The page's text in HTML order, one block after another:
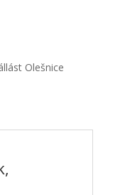
Olešnice